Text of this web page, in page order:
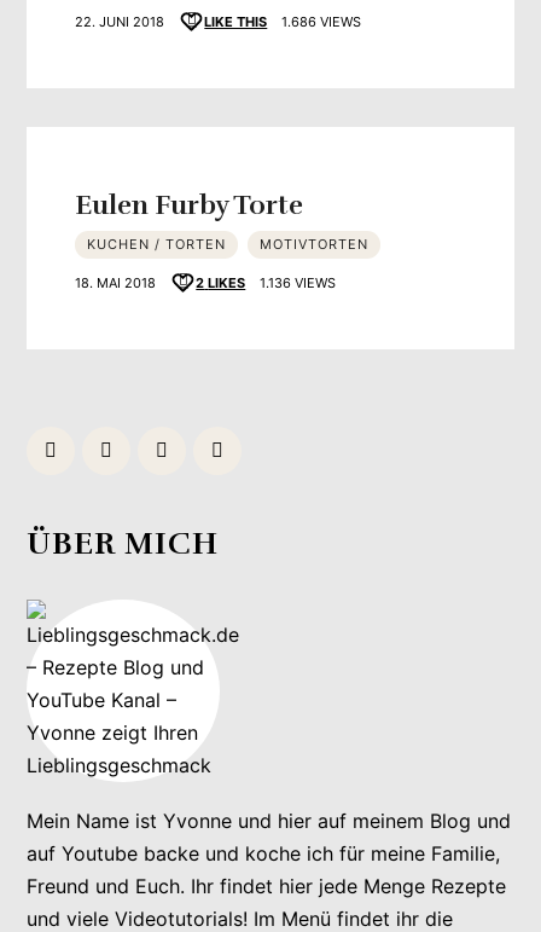
22. JUNI 2018 LIKE THIS 1.686 VIEWS
Eulen Furby Torte
KUCHEN / TORTEN MOTIVTORTEN
18. MAI 2018 2 LIKES 1.136 VIEWS
ÜBER MICH
Mein Name ist Yvonne und hier auf meinem Blog und
auf Youtube backe und koche ich für meine Familie,
Freund und Euch. Ihr findet hier jede Menge Rezepte
und viele Videotutorials! Im Menü findet ihr die